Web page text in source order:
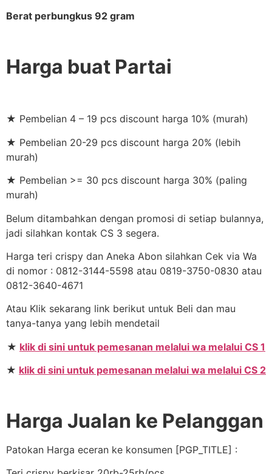
Berat perbungkus 92 gram
Harga buat Partai
★ Pembelian 4 – 19 pcs discount harga 10% (murah)
★ Pembelian 20-29 pcs discount harga 20% (lebih
murah)
★ Pembelian >= 30 pcs discount harga 30% (paling
murah)
Belum ditambahkan dengan promosi di setiap bulannya,
jadi silahkan kontak CS 3 segera.
Harga teri crispy dan Aneka Abon silahkan Cek via Wa
di nomor : 0812-3144-5598 atau 0819-3750-0830 atau
0812-3640-4671
Atau Klik sekarang link berikut untuk Beli dan mau
tanya-tanya yang lebih mendetail
★ klik di sini untuk pemesanan melalui wa melalui CS 1
★ klik di sini untuk pemesanan melalui wa melalui CS 2
Harga Jualan ke Pelanggan
Patokan Harga eceran ke konsumen [PGP_TITLE] :